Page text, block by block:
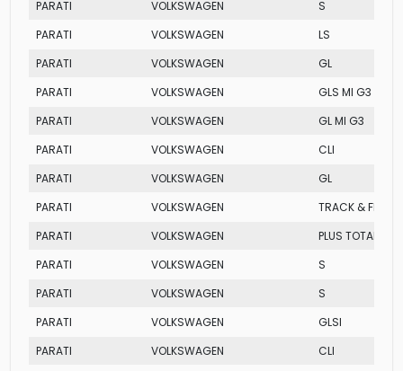
PARATI VOLKSWAGEN
S
PARATI
VOLKSWAGEN
LS
PARATI
VOLKSWAGEN
GL
PARATI
VOLKSWAGEN
GLS MI G3
PARATI
VOLKSWAGEN
GL MI G3
PARATI
VOLKSWAGEN
CLI
PARATI
VOLKSWAGEN
GL
PARATI
VOLKSWAGEN
TRACK & FIELD
PARATI
VOLKSWAGEN
PLUS TOTAL FLEX
PARATI
VOLKSWAGEN
S
PARATI
VOLKSWAGEN
S
PARATI
VOLKSWAGEN
GLSI
PARATI
VOLKSWAGEN
CLI